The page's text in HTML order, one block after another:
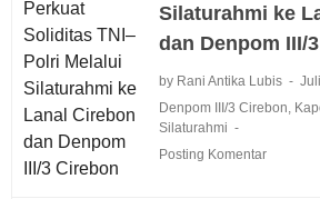
Silaturahmi ke
dan Denpom III/
by Rani Antika Lubis
Denpom III/3 Cirebon
Silaturahmi
Posting Komentar